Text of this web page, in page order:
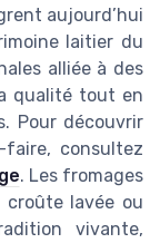
aujourd’hui
laitier du
alliée à des
qualité tout en
Pour découvrir
faire, consultez
. Les fromages
croûte lavée ou
vivante,